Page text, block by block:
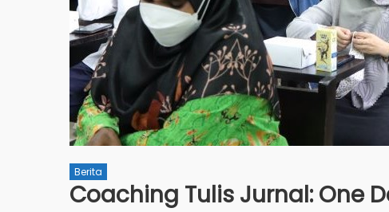
Berita
Coaching Tulis Jurnal: One